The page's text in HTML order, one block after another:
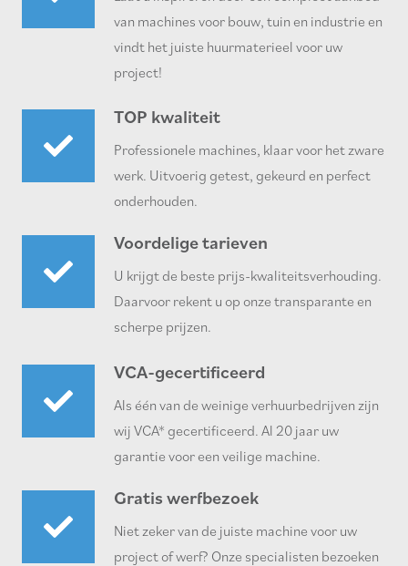
van machines voor bouw, tuin en industrie en
vindt het juiste huurmaterieel voor uw
project!
TOP kwaliteit
Professionele machines, klaar voor het zware
werk. Uitvoerig getest, gekeurd en perfect
onderhouden.
Voordelige tarieven
U krijgt de beste prijs-kwaliteitsverhouding.
Daarvoor rekent u op onze transparante en
scherpe prijzen.
VCA-gecertificeerd
Als één van de weinige verhuurbedrijven zijn
wij VCA* gecertificeerd. Al 20 jaar uw
garantie voor een veilige machine.
Gratis werfbezoek
Niet zeker van de juiste machine voor uw
project of werf? Onze specialisten bezoeken